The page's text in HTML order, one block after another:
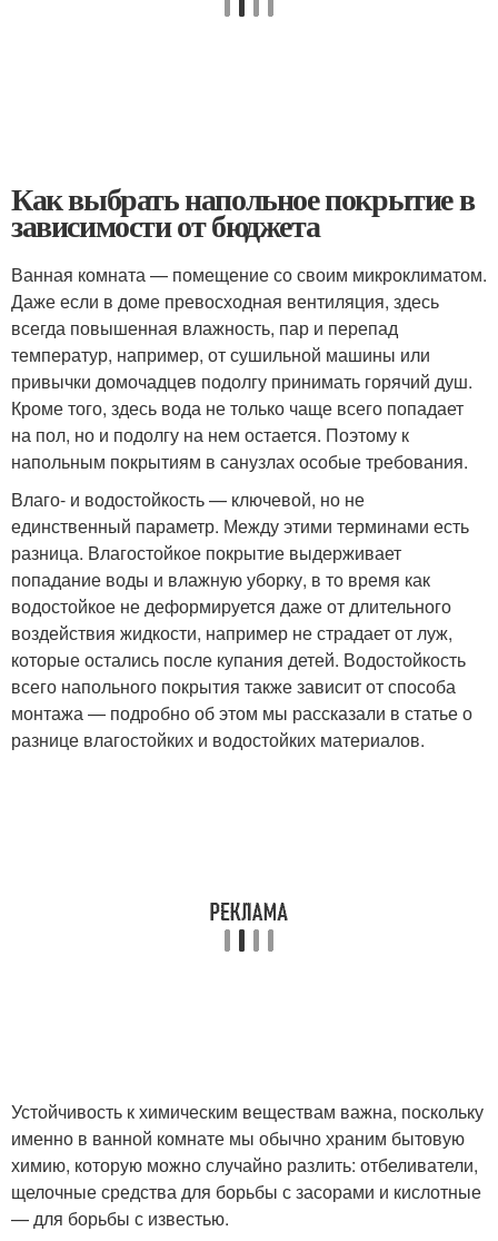
Как выбрать напольное покрытие в
зависимости от бюджета
Ванная комната — помещение со своим микроклиматом.
Даже если в доме превосходная вентиляция, здесь
всегда повышенная влажность, пар и перепад
температур, например, от сушильной машины или
привычки домочадцев подолгу принимать горячий душ.
Кроме того, здесь вода не только чаще всего попадает
на пол, но и подолгу на нем остается. Поэтому к
напольным покрытиям в санузлах особые требования.
Влаго- и водостойкость — ключевой, но не
единственный параметр. Между этими терминами есть
разница. Влагостойкое покрытие выдерживает
попадание воды и влажную уборку, в то время как
водостойкое не деформируется даже от длительного
воздействия жидкости, например не страдает от луж,
которые остались после купания детей. Водостойкость
всего напольного покрытия также зависит от способа
монтажа — подробно об этом мы рассказали в статье о
разнице влагостойких и водостойких материалов.
Устойчивость к химическим веществам важна, поскольку
именно в ванной комнате мы обычно храним бытовую
химию, которую можно случайно разлить: отбеливатели,
щелочные средства для борьбы с засорами и кислотные
— для борьбы с известью.